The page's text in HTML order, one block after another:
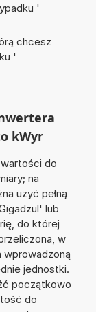
'
chcesz
'
kWyr
do
na
użyć pełną
lub
do której
w
wprowadzoną
jednostki.
początkowo
do